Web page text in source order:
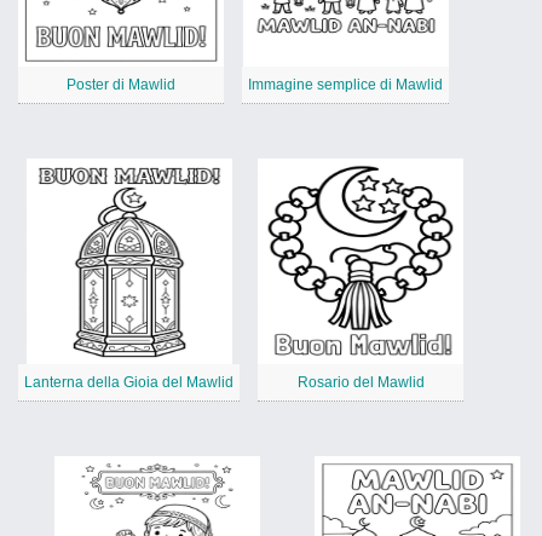
Poster di Mawlid Immagine semplice di Mawlid
Lanterna della Gioia del Mawlid Rosario del Mawlid